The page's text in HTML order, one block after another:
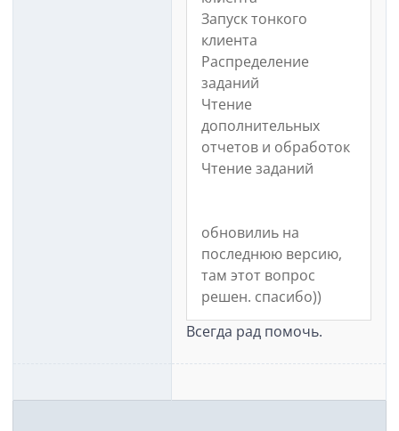
Запуск тонкого
клиента
Распределение
заданий
Чтение
дополнительных
отчетов и обработок
Чтение заданий
обновилиь на
последнюю версию,
там этот вопрос
решен. спасибо))
Всегда рад помочь.